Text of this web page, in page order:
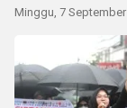
Minggu, 7